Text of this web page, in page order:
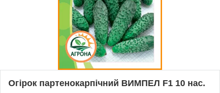
Огірок партенокарпічний ВИМПЕЛ F1 10 нас.